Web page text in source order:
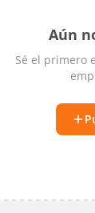
Aún
Sé el primero